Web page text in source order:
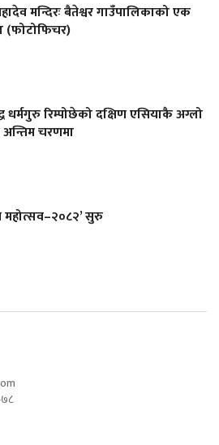
मन्दिरः बैतेश्वर गाउँपालिकाको एक
(फोटोफिचर)
धर्मगुरु रिम्पोछेको दक्षिण एसियाकै अग्लो
अन्तिम चरणमा
महोत्सव–२०८२’ सुरु